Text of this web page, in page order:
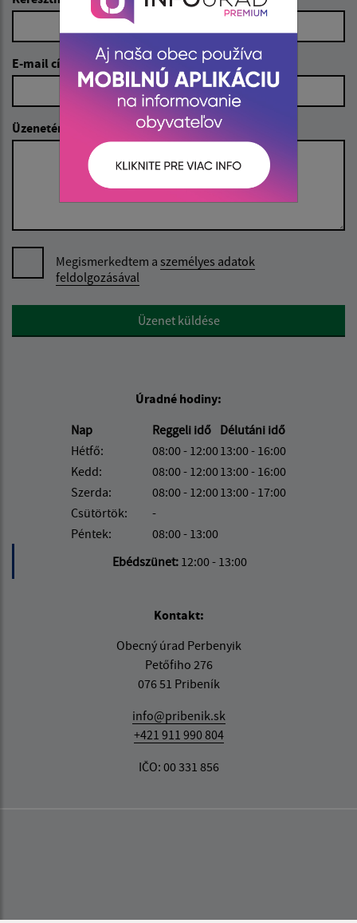
E-mail cím (povinné)
Üzenetének szövege (povinné)
Megismerkedtem a személyes adatok
feldolgozásával
Google reCaptcha ResponseÜzenet küldése
Úradné hodiny:
Nap
Reggeli idő Délutáni idő
Hétfő:
08:00 - 12:0013:00 - 16:00
Kedd:
08:00 - 12:0013:00 - 16:00
Szerda:
08:00 - 12:0013:00 - 17:00
Csütörtök:
-
Péntek:
08:00 - 13:00
Ebédszünet: 12:00 - 13:00
Kontakt:
Obecný úrad Perbenyik
Petőfiho 276
076 51 Pribeník
info@pribenik.sk
+421 911 990 804
IČO: 00 331 856